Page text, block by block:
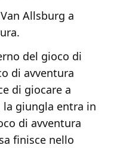
Allsburg a
del gioco di
di avventura
di giocare a
la giungla entra in
di avventura
finisce nello